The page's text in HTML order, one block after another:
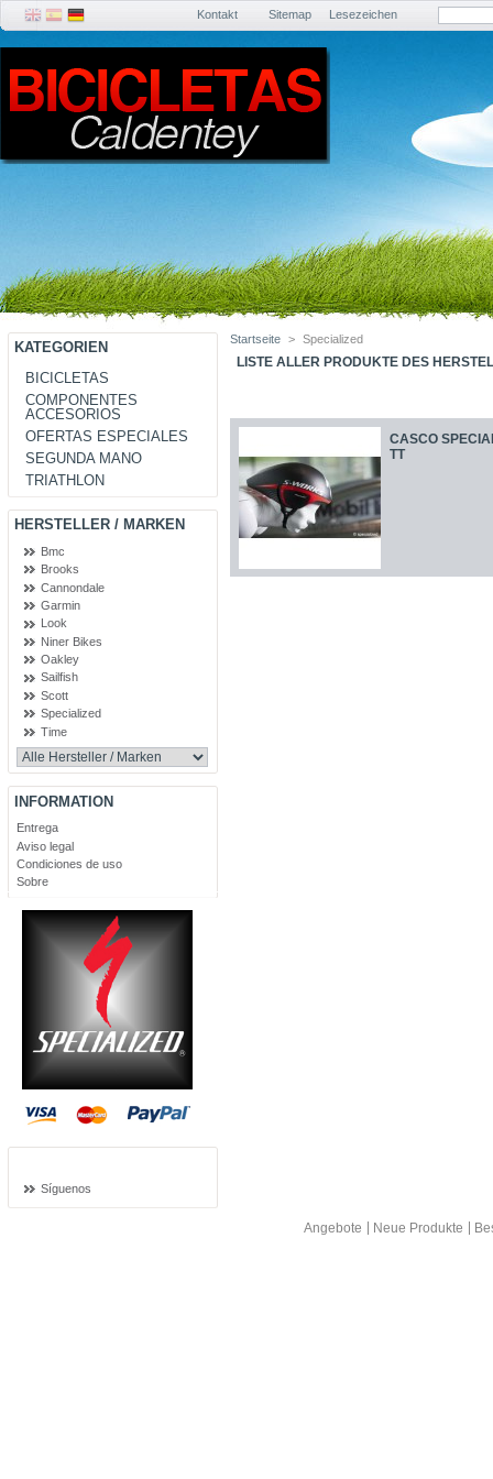
Kontakt Sitemap Lesezeichen
KATEGORIEN
BICICLETAS
COMPONENTES
ACCESORIOS
OFERTAS ESPECIALES
SEGUNDA MANO
TRIATHLON
HERSTELLER / MARKEN
Bmc
Brooks
Cannondale
Garmin
Look
Niner Bikes
Oakley
Sailfish
Scott
Specialized
Time
INFORMATION
Entrega
Aviso legal
Condiciones de uso
Sobre
Síguenos
Startseite > Specialized
LISTE ALLER PRODUKTE DES
CASCO
TT
Angebote Neue Produkte